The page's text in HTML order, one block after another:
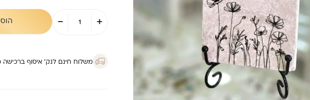
-
כמות
של
אריח
שקד
+
משלוח חינם לנק’ איסוף ברכישה